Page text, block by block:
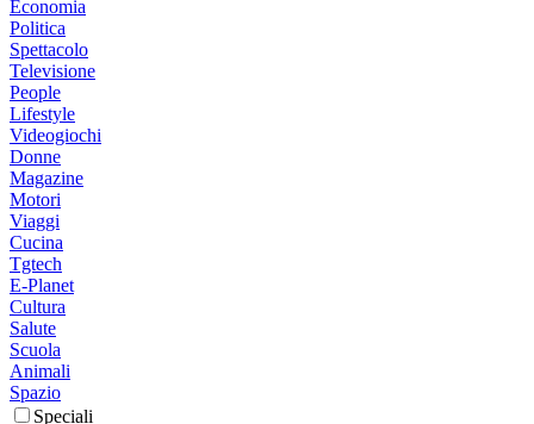
Economia
Politica
Spettacolo
Televisione
People
Lifestyle
Videogiochi
Donne
Magazine
Motori
Viaggi
Cucina
Tgtech
E-Planet
Cultura
Salute
Scuola
Animali
Spazio
Speciali